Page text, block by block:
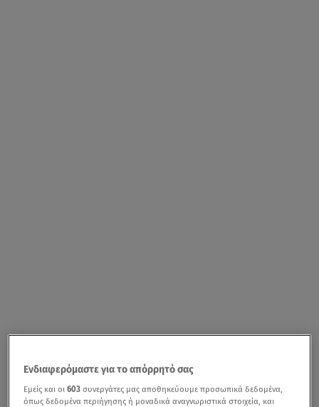
Ενδιαφερόμαστε για το απόρρητό σας
Εμείς και οι603 συνεργάτες μας αποθηκεύουμε προσωπικά δεδομένα,
όπως δεδομένα περιήγησης ή μοναδικά αναγνωριστικά στοιχεία, και